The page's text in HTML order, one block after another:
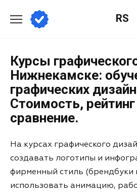
RS
Курсы
Нижнекамске:
графических
Стоимость,
сравнение.
На курсах графического
создавать логотипы и
фирменный стиль (брендбуки
использовать анимацию,